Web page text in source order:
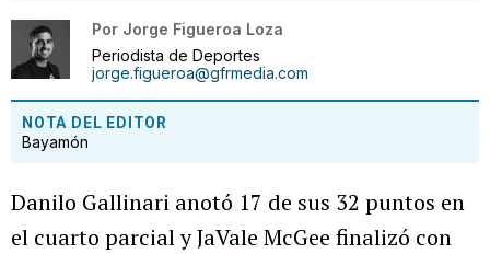
Por Jorge Figueroa Loza
Periodista de Deportes
jorge.figueroa@gfrmedia.com
NOTA DEL EDITOR
Bayamón
Danilo Gallinari anotó 17 de sus 32 puntos en
el cuarto parcial y JaVale McGee finalizó con